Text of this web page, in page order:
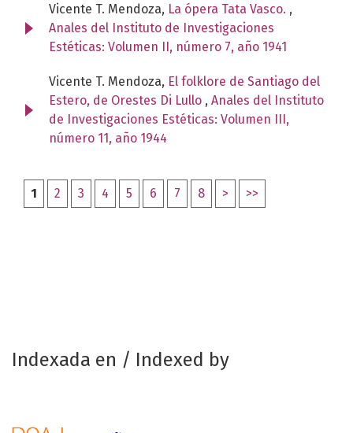
Vicente T. Mendoza, La ópera Tata Vasco. ,
Anales del Instituto de Investigaciones
Estéticas: Volumen II, número 7, año 1941
Vicente T. Mendoza, El folklore de Santiago del
Estero, de Orestes Di Lullo , Anales del Instituto
de Investigaciones Estéticas: Volumen III,
número 11, año 1944
1 2 3 4 5 6 7 8 > >>
Indexada en / Indexed by